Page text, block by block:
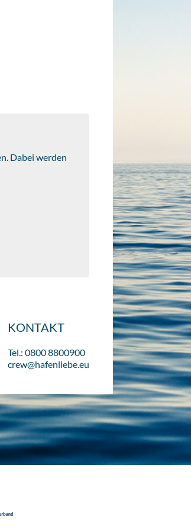
Dabei werden
KONTAKT
Tel.: 0800 8800900
crew@hafenliebe.eu